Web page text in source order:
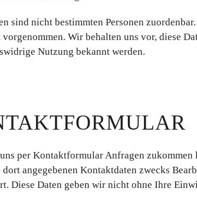
sind nicht bestimmten Personen
Wir behalten uns vor, diese
Nutzung bekannt werden.
per Kontaktformular Anfragen
angegebenen Kontaktdaten zwecks
Diese Daten geben wir nicht ohne Ihre